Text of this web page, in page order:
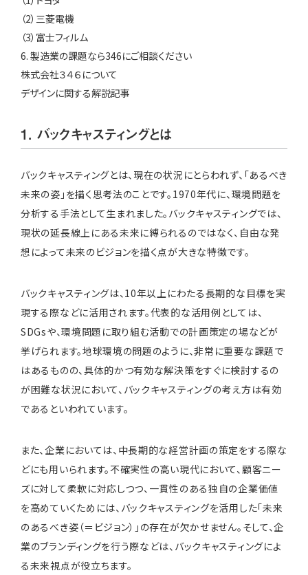
（2）三菱電機
（3）富士フィルム
6. 製造業の課題なら346にご相談ください
株式会社３４６について
デザインに関する解説記事
1. バックキャスティングとは
バックキャスティングとは、現在の状況にとらわれず、「あるべき
未来の姿」を描く思考法のことです。1970年代に、環境問題を
分析する手法として生まれました。バックキャスティングでは、
現状の延長線上にある未来に縛られるのではなく、自由な発
想によって未来のビジョンを描く点が大きな特徴です。
バックキャスティングは、10年以上にわたる長期的な目標を実
現する際などに活用されます。代表的な活用例としては、
SDGsや、環境問題に取り組む活動での計画策定の場などが
挙げられます。地球環境の問題のように、非常に重要な課題で
はあるものの、具体的かつ有効な解決策をすぐに検討するの
が困難な状況において、バックキャスティングの考え方は有効
であるといわれています。
また、企業においては、中長期的な経営計画の策定をする際な
どにも用いられます。不確実性の高い現代において、顧客ニー
ズに対して柔軟に対応しつつ、一貫性のある独自の企業価値
を高めていくためには、バックキャスティングを活用した「未来
のあるべき姿（＝ビジョン）」の存在が欠かせません。そして、企
業のブランディングを行う際などは、バックキャスティングによ
る未来視点が役立ちます。